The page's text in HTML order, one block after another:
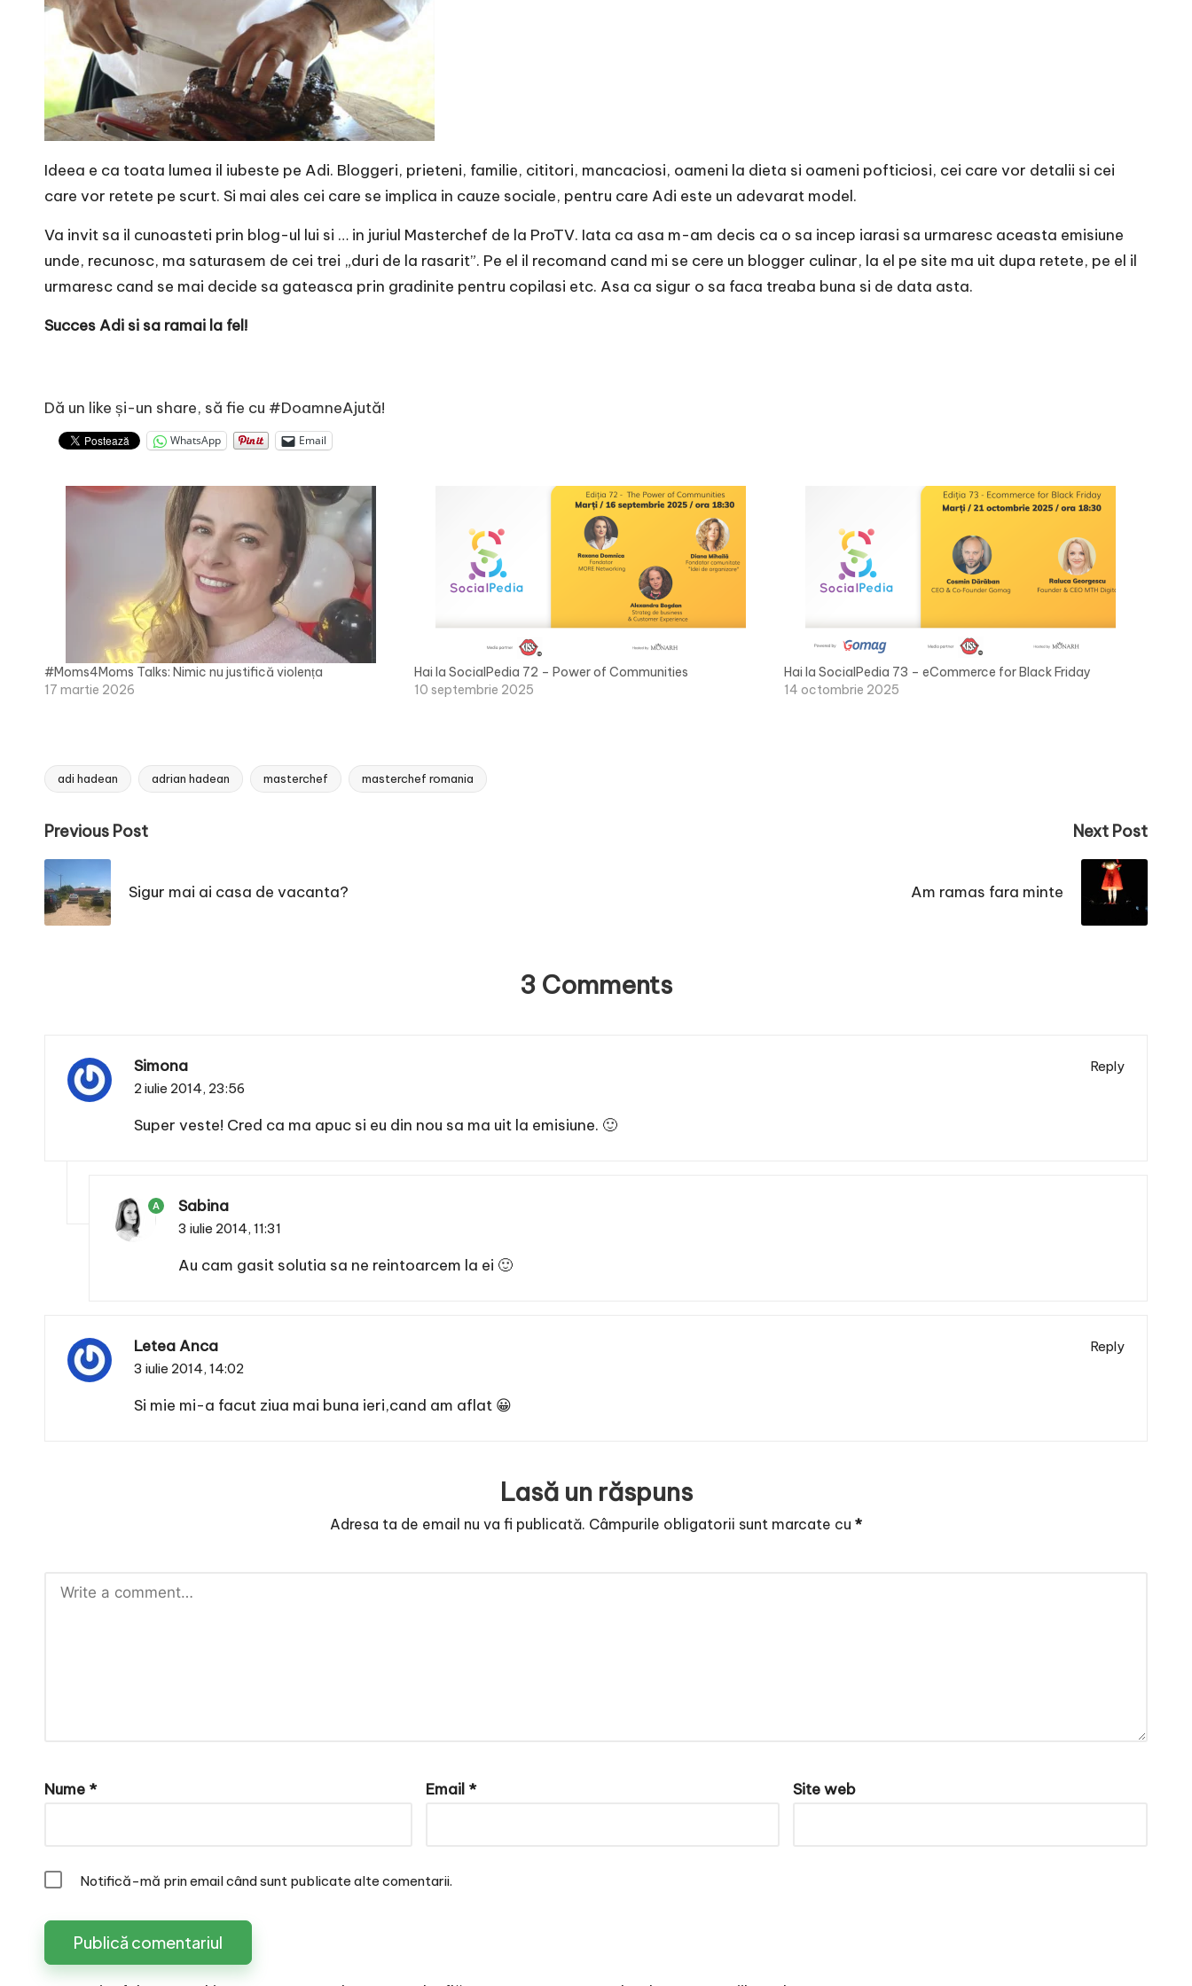
e
Ideea e ca toata lumea il iubeste pe Adi. Bloggeri, prieteni, familie, cititori, mancaciosi, oameni la dieta si oameni pofticiosi, cei care vor detalii si cei
care vor retete pe scurt. Si mai ales cei care se implica in cauze sociale, pentru care Adi este un adevarat model.
Va invit sa il cunoasteti prin blog-ul lui si … in juriul Masterchef de la ProTV. Iata ca asa m-am decis ca o sa incep iarasi sa urmaresc aceasta emisiune
unde, recunosc, ma saturasem de cei trei „duri de la rasarit”. Pe el il recomand cand mi se cere un blogger culinar, la el pe site ma uit dupa retete, pe el il
urmaresc cand se mai decide sa gateasca prin gradinite pentru copilasi etc. Asa ca sigur o sa faca treaba buna si de data asta.
Succes Adi si sa ramai la fel!
Dă un like și-un share, să fie cu #DoamneAjută!
WhatsApp Email
#Moms4Moms Talks: Nimic nu justifică violența
17 martie 2026
Hai la SocialPedia 72 – Power of Communities
10 septembrie 2025
Hai la SocialPedia 73 – eCommerce for Black Friday
14 octombrie 2025
Tags:
adi hadean adrian hadean masterchef masterchef romania
Post
navigation
Previous Post
Sigur mai ai casa de vacanta?
Next Post
Am ramas fara minte
3 Comments
Simona
Reply
2 iulie 2014, 23:56
Super veste! Cred ca ma apuc si eu din nou sa ma uit la emisiune. 🙂
A Sabina
3 iulie 2014, 11:31
Au cam gasit solutia sa ne reintoarcem la ei 🙂
Letea Anca
Reply
3 iulie 2014, 14:02
Si mie mi-a facut ziua mai buna ieri,cand am aflat 😀
Lasă un răspuns
Adresa ta de email nu va fi publicată. Câmpurile obligatorii sunt marcate cu *
Nume * Email * Site web
Notifică-mă prin email când sunt publicate alte comentarii.